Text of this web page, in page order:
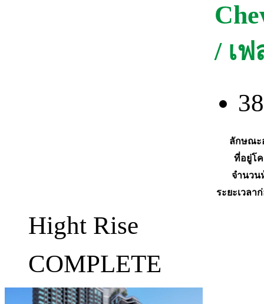
/ เฟ
ลักษณะ
ที่อยู่โ
จำนวน
ระยะเวลา
Hight Rise
COMPLETE